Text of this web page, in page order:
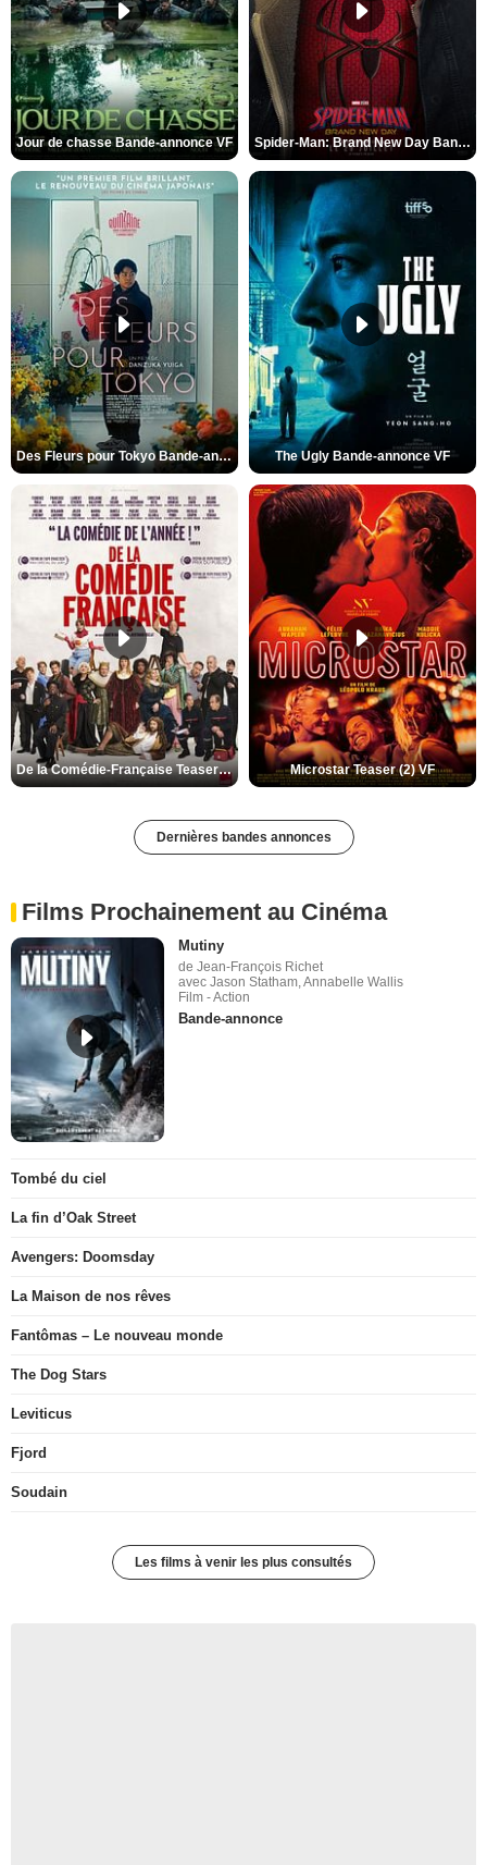
Jour de chasse Bande-annonce VF Spider-Man: Brand New Day Bande-annonce (3) VO STFR
Des Fleurs pour Tokyo Bande-annonce VO STFR The Ugly Bande-annonce VF
De la Comédie-Française Teaser (3) VF Microstar Teaser (2) VF
Dernières bandes annonces
Films Prochainement au Cinéma
Mutiny
de Jean-François Richet
avec Jason Statham, Annabelle Wallis
Film - Action
Bande-annonce
Tombé du ciel
La fin d’Oak Street
Avengers: Doomsday
La Maison de nos rêves
Fantômas – Le nouveau monde
The Dog Stars
Leviticus
Fjord
Soudain
Les films à venir les plus consultés